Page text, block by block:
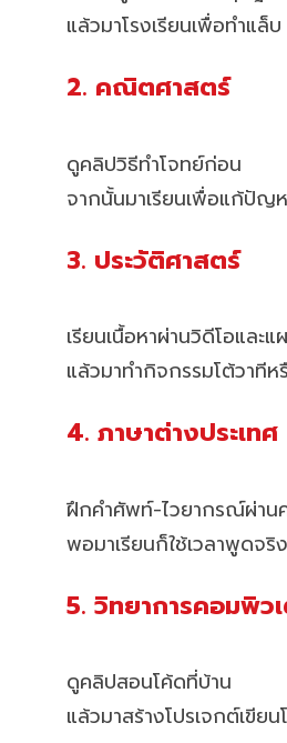
แล้วมาโรงเรียนเพื่อทำแ
2. คณิตศาสตร์
ดูคลิปวิธีทำโจทย์ก่อน
จากนั้นมาเรียนเพื่อแก้ปัญ
3. ประวัติศาสตร์
เรียนเนื้อหาผ่านวิดีโอและ
แล้วมาทำกิจกรรมโต้วาทีห
4. ภาษาต่างประเทศ
ฝึกคำศัพท์-ไวยากรณ์ผ่าน
พอมาเรียนก็ใช้เวลาพูดจ
5. วิทยาการคอมพิว
ดูคลิปสอนโค้ดที่บ้าน
แล้วมาสร้างโปรเจกต์เขีย